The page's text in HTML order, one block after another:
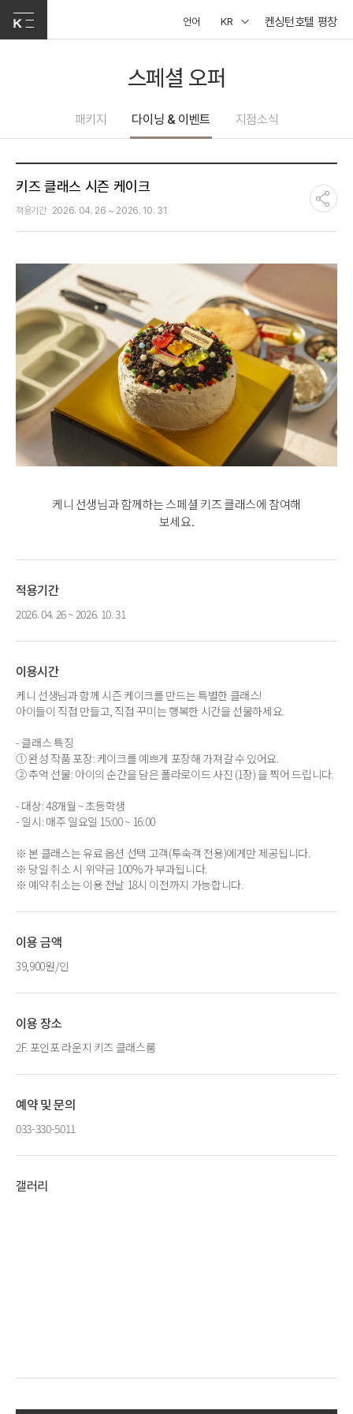
언어 KR 켄싱턴호텔 평창
스페셜 오퍼
패키지 다이닝 & 이벤트 지점소식
키즈 클래스 시즌 케이크
적용기간 2026. 04. 26 ~ 2026. 10. 31
케니 선생님과 함께하는 스페셜 키즈 클래스에 참여해
보세요.
적용기간
2026. 04. 26 ~ 2026. 10. 31
이용시간
케니 선생님과 함께 시즌 케이크를 만드는 특별한 클래스!
아이들이 직접 만들고, 직접 꾸미는 행복한 시간을 선물하세요.
- 클래스 특징
① 완성 작품 포장: 케이크를 예쁘게 포장해 가져갈 수 있어요.
② 추억 선물: 아이의 순간을 담은 폴라로이드 사진 (1장) 을 찍어 드립니다.
- 대상: 48개월 ~ 초등학생
- 일시: 매주 일요일 15:00 ~ 16:00
※ 본 클래스는 유료 옵션 선택 고객(투숙객 전용)에게만 제공됩니다.
※ 당일 취소 시 위약금 100%가 부과됩니다.
※ 예약 취소는 이용 전날 18시 이전까지 가능합니다.
이용 금액
39,900원/인
이용 장소
2F. 포인포 라운지 키즈 클래스룸
예약 및 문의
033-330-5011
갤러리